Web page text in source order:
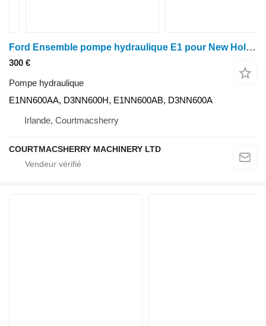
Ford Ensemble pompe hydraulique E1 pour New Holland séries 7610, 6610, 7710 et 10. E1NN600AA pour tracteur à roues Ford 7710
300 €
Pompe hydraulique
E1NN600AA, D3NN600H, E1NN600AB, D3NN600A
Irlande, Courtmacsherry
COURTMACSHERRY MACHINERY LTD